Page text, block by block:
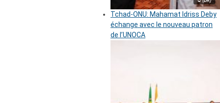
Tchad-ONU: Mahamat Idriss Deby
échange avec le nouveau patron
de l’UNOCA